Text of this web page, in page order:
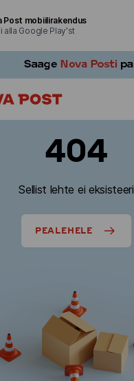
Post mobiilirakendus
alla Google Play'st
404
Sellist lehte ei eksisteeri
PEALEHELE